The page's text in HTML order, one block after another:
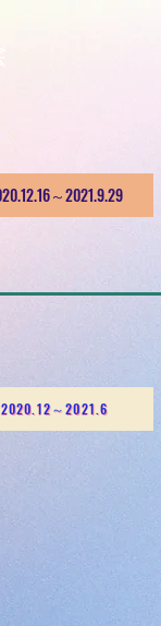
～2021.9.29
2020.12～2021.6